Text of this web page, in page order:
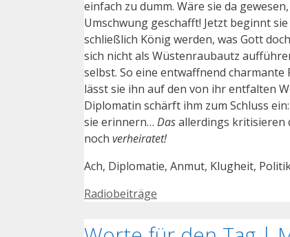
einfach zu dumm. Wäre sie da
Umschwung geschafft! Jetzt beginnt
schließlich König werden, was Gott
sich nicht als Wüstenraubautz
selbst. So eine entwaffnend
lässt sie ihn auf den von ihr entfalten
Diplomatin schärft ihm zum Schluss
sie erinnern… Dasallerdings kritisieren
noch verheiratet!
Ach, Diplomatie, Anmut, Klugheit,
Kategorien
Radiobeiträge